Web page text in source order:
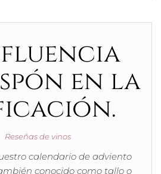
en la
Reseñas de vinos
calendario de adviento
conocido como tallo o